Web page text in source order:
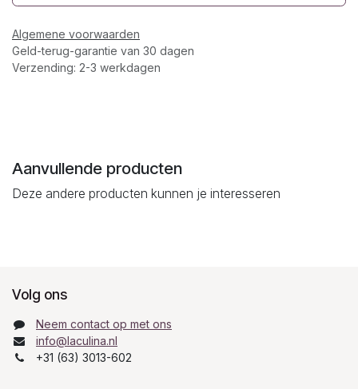
Algemene voorwaarden
Geld-terug-garantie van 30 dagen
Verzending: 2-3 werkdagen
Aanvullende producten
Deze andere producten kunnen je interesseren
Volg ons
Neem contact op met ons
info@laculina.nl
+31 (63) 3013-602